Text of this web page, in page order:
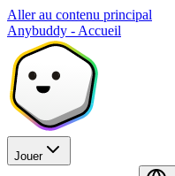
Aller au contenu principal
Anybuddy - Accueil
Jouer